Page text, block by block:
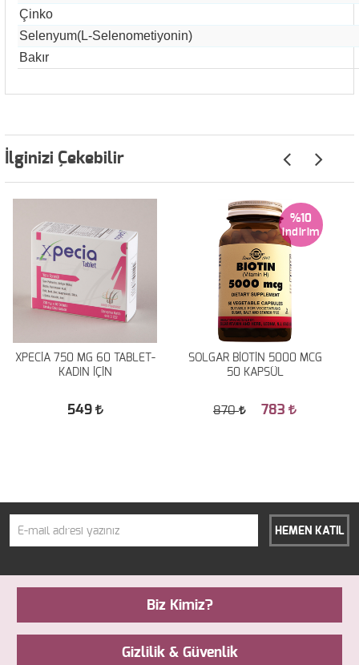
Çinko
Selenyum(L-Selenometiyonin)
Bakır
İlginizi Çekebilir
XPECİA 750 MG 60 TABLET-
KADIN İÇİN
549
SOLGAR BİOTİN 5000 MCG
50 KAPSÜL
%10
870 783
HEMEN KATIL
Biz Kimiz?
Gizlilik & Güvenlik